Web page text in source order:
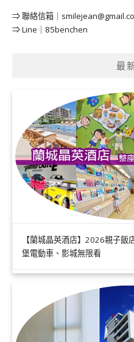
⇒ 聯絡信箱｜
⇒ Line｜85benchen
最
【蘭城晶英酒店】2026親子
堡電動車、影城無限看